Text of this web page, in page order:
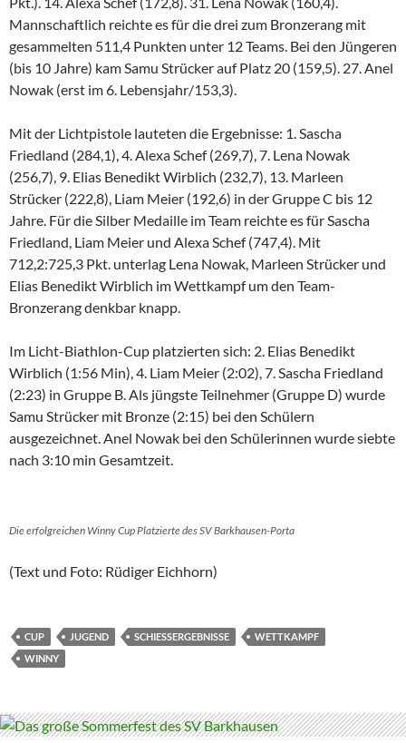
Mannschaftlich reichte es für die drei zum Bronzerang mit
gesammelten 511,4 Punkten unter 12 Teams. Bei den Jüngeren
(bis 10 Jahre) kam Samu Strücker auf Platz 20 (159,5). 27. Anel
Nowak (erst im 6. Lebensjahr/153,3).
Mit der Lichtpistole lauteten die Ergebnisse: 1. Sascha
Friedland (284,1), 4. Alexa Schef (269,7), 7. Lena Nowak
(256,7), 9. Elias Benedikt Wirblich (232,7), 13. Marleen
Strücker (222,8), Liam Meier (192,6) in der Gruppe C bis 12
Jahre. Für die Silber Medaille im Team reichte es für Sascha
Friedland, Liam Meier und Alexa Schef (747,4). Mit
712,2:725,3 Pkt. unterlag Lena Nowak, Marleen Strücker und
Elias Benedikt Wirblich im Wettkampf um den Team-
Bronzerang denkbar knapp.
Im Licht-Biathlon-Cup platzierten sich: 2. Elias Benedikt
Wirblich (1:56 Min), 4. Liam Meier (2:02), 7. Sascha Friedland
(2:23) in Gruppe B. Als jüngste Teilnehmer (Gruppe D) wurde
Samu Strücker mit Bronze (2:15) bei den Schülern
ausgezeichnet. Anel Nowak bei den Schülerinnen wurde siebte
nach 3:10 min Gesamtzeit.
Die erfolgreichen Winny Cup Platzierte des SV Barkhausen-Porta
(Text und Foto: Rüdiger Eichhorn)
CUP JUGEND SCHIESSERGEBNISSE
WETTKAMPF
WINNY